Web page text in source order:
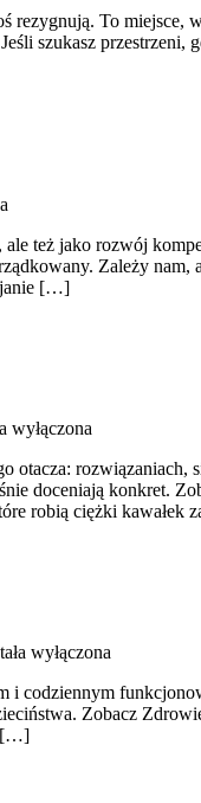
rezygnują. To
szukasz
też jako rozwój
Zależy
[…]
wyłączona
rozwiązaniach,
doceniają konkret.
robią ciężki kawałek
wyłączona
codziennym
Zobacz
[…]